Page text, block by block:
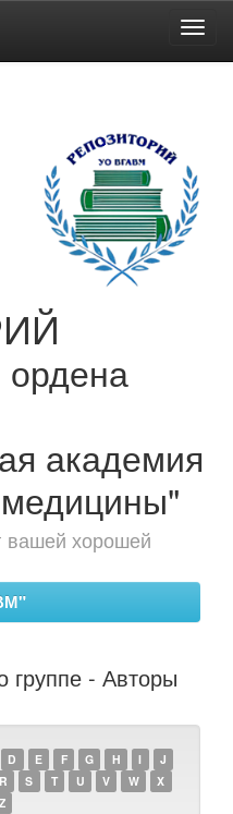
академия
вашей хорошей
группе - Авторы
D E F G H I
J
R S T U V W
X
Z